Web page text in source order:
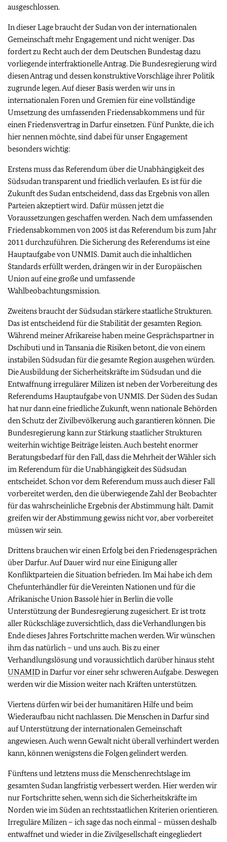
ausgeschlossen.
In dieser Lage braucht der Sudan von der internationalen
Gemeinschaft mehr Engagement und nicht weniger. Das
fordert zu Recht auch der dem Deutschen Bundestag dazu
vorliegende interfraktionelle Antrag. Die Bundesregierung wird
diesen Antrag und dessen konstruktive Vorschläge ihrer Politik
zugrunde legen. Auf dieser Basis werden wir uns in
internationalen Foren und Gremien für eine vollständige
Umsetzung des umfassenden Friedensabkommens und für
einen Friedensvertrag in Darfur einsetzen. Fünf Punkte, die ich
hier nennen möchte, sind dabei für unser Engagement
besonders wichtig:
Erstens muss das Referendum über die Unabhängigkeit des
Südsudan transparent und friedlich verlaufen. Es ist für die
Zukunft des Sudan entscheidend, dass das Ergebnis von allen
Parteien akzeptiert wird. Dafür müssen jetzt die
Voraussetzungen geschaffen werden. Nach dem umfassenden
Friedensabkommen von 2005 ist das Referendum bis zum Jahr
2011 durchzuführen. Die Sicherung des Referendums ist eine
Hauptaufgabe von UNMIS. Damit auch die inhaltlichen
Standards erfüllt werden, drängen wir in der Europäischen
Union auf eine große und umfassende
Wahlbeobachtungsmission.
Zweitens braucht der Südsudan stärkere staatliche Strukturen.
Das ist entscheidend für die Stabilität der gesamten Region.
Während meiner Afrikareise haben meine Gesprächspartner in
Dschibuti und in Tansania die Risiken betont, die von einem
instabilen Südsudan für die gesamte Region ausgehen würden.
Die Ausbildung der Sicherheitskräfte im Südsudan und die
Entwaffnung irregulärer Milizen ist neben der Vorbereitung des
Referendums Hauptaufgabe von UNMIS. Der Süden des Sudan
hat nur dann eine friedliche Zukunft, wenn nationale Behörden
den Schutz der Zivilbevölkerung auch garantieren können. Die
Bundesregierung kann zur Stärkung staatlicher Strukturen
weiterhin wichtige Beiträge leisten. Auch besteht enormer
Beratungsbedarf für den Fall, dass die Mehrheit der Wähler sich
im Referendum für die Unabhängigkeit des Südsudan
entscheidet. Schon vor dem Referendum muss auch dieser Fall
vorbereitet werden, den die überwiegende Zahl der Beobachter
für das wahrscheinliche Ergebnis der Abstimmung hält. Damit
greifen wir der Abstimmung gewiss nicht vor, aber vorbereitet
müssen wir sein.
Drittens brauchen wir einen Erfolg bei den Friedensgesprächen
über Darfur. Auf Dauer wird nur eine Einigung aller
Konfliktparteien die Situation befrieden. Im Mai habe ich dem
Chefunterhändler für die Vereinten Nationen und für die
Afrikanische Union Bassolé hier in Berlin die volle
Unterstützung der Bundesregierung zugesichert. Er ist trotz
aller Rückschläge zuversichtlich, dass die Verhandlungen bis
Ende dieses Jahres Fortschritte machen werden. Wir wünschen
ihm das natürlich – und uns auch. Bis zu einer
Verhandlungslösung und voraussichtlich darüber hinaus steht
UNAMIDin Darfur vor einer sehr schweren Aufgabe. Deswegen
werden wir die Mission weiter nach Kräften unterstützen.
Viertens dürfen wir bei der humanitären Hilfe und beim
Wiederaufbau nicht nachlassen. Die Menschen in Darfur sind
auf Unterstützung der internationalen Gemeinschaft
angewiesen. Auch wenn Gewalt nicht überall verhindert werden
kann, können wenigstens die Folgen gelindert werden.
Fünftens und letztens muss die Menschenrechtslage im
gesamten Sudan langfristig verbessert werden. Hier werden wir
nur Fortschritte sehen, wenn sich die Sicherheitskräfte im
Norden wie im Süden an rechtsstaatlichen Kriterien orientieren.
Irreguläre Milizen – ich sage das noch einmal – müssen deshalb
entwaffnet und wieder in die Zivilgesellschaft eingegliedert